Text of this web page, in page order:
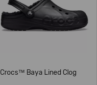
Crocs™ Baya Lined Clog